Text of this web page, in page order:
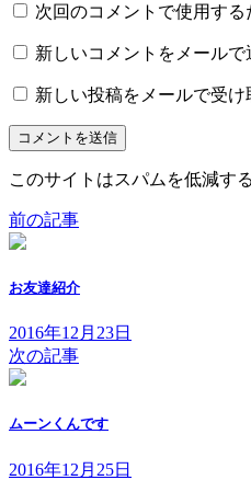
次回のコメントで使用す
新しいコメントをメールで
新しい投稿をメールで受け
このサイトはスパムを低減す
前の記事
お友達紹介
2016年12月23日
次の記事
ムーンくんです
2016年12月25日